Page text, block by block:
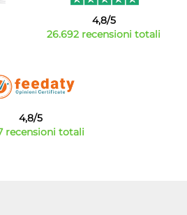
4,8/5
26.692 recensioni totali
4,8/5
recensioni totali